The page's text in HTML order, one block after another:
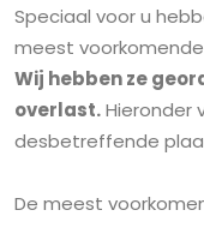
Speciaal voor u
meest
Wij hebben ze
overlast.Hieronder
desbetreffende
De meest